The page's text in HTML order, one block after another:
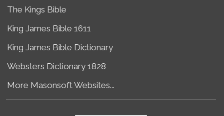
The Kings Bible
King James Bible 1611
King James Bible Dictionary
Websters Dictionary 1828
More Masonsoft Websites...